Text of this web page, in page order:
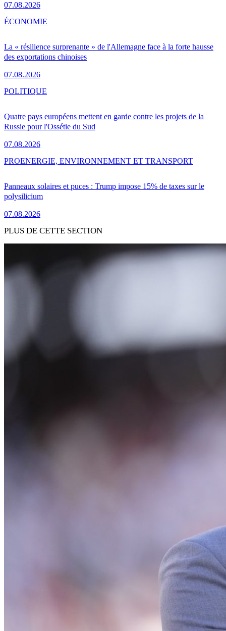
07.08.2026
La « résilience surprenante » de l'Allemagne face à la forte hausse
des exportations chinoises
07.08.2026
ÉCONOMIE
Quatre pays européens mettent en garde contre les projets de la
Russie pour l'Ossétie du Sud
07.08.2026
POLITIQUE
Panneaux solaires et puces : Trump impose 15% de taxes sur le
polysilicium
07.08.2026
PROENERGIE, ENVIRONNEMENT ET TRANSPORT
PLUS DE CETTE SECTION